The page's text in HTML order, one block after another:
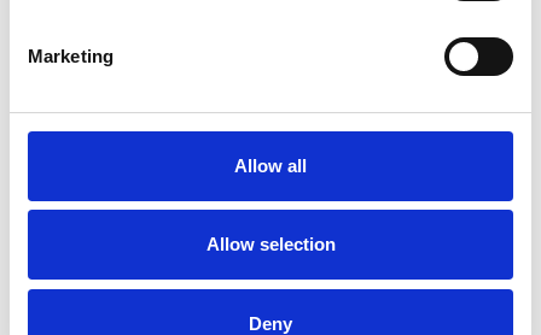
Marketing
Allow all
Allow selection
Deny
Beschrijving
licht in gewicht. De treden hebben een breed sta vlak met
antislipprofiel. Alle treden zijn gefelst, gelast en nog eens extra
opgesloten in het profiel. De trapladder is onderaan voorzien